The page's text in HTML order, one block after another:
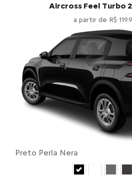
Aircross Feel Turbo
a partir de R$
Preto Perla Nera